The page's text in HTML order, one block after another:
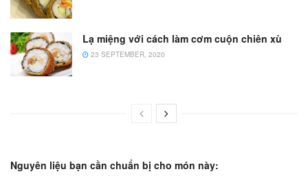
Lạ miệng với cách làm cơm cuộn chiên xù
23 SEPTEMBER, 2020
Nguyên liệu bạn cần chuẩn bị cho món này: